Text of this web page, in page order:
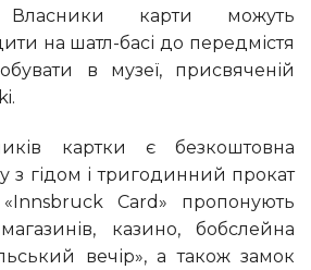
Власники карти можуть
на шатл-басі до передмістя
в музеї, присвяченій
з гідом і тригодинний прокат
Card» пропонують
казино, бобслейна
вечір», а також замок